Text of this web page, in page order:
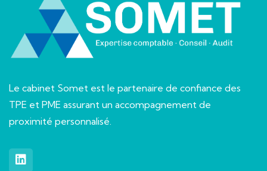
Le cabinet Somet est le partenaire de confiance des
TPE et PME assurant un accompagnement de
proximité personnalisé.